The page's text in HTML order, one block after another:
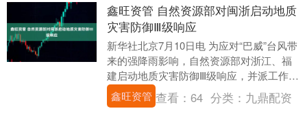
鑫旺资管 自然资源部对闽浙启动地质
灾害防御Ⅲ级响应
新华社北京7月10日电 为应对“巴威”台风带
来的强降雨影响，自然资源部对浙江、福
建启动地质灾害防御Ⅲ级响应，并派工作组
赴现场指导防御应对工作。 据气象部门预
测，....
鑫旺资管 查看：64 分类： 九鼎配资